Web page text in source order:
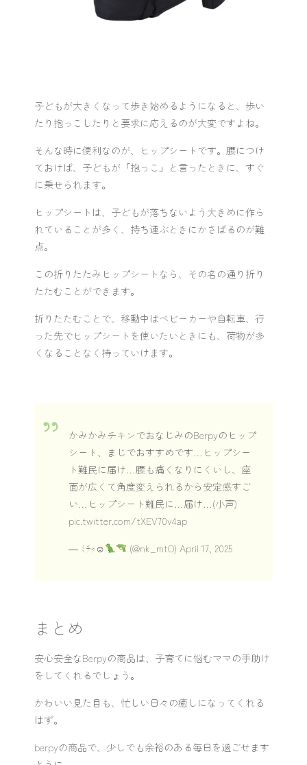
子どもが大きくなって歩き始めるようになると、歩い
たり抱っこしたりと要求に応えるのが大変ですよね。
そんな時に便利なのが、ヒップシートです。腰につけ
ておけば、子どもが「抱っこ」と言ったときに、すぐ
に乗せられます。
ヒップシートは、子どもが落ちないよう大きめに作ら
れていることが多く、持ち運ぶときにかさばるのが難
点。
この折りたたみヒップシートなら、その名の通り折り
たたむことができます。
折りたたむことで、移動中はベビーカーや自転車、行
った先でヒップシートを使いたいときにも、荷物が多
くなることなく持っていけます。
かみかみチキンでおなじみのBerpyのヒップ
シート、まじでおすすめです…ヒップシー
ト難民に届け…腰も痛くなりにくいし、座
面が広くて角度変えられるから安定感すご
い…ヒップシート難民に…届け…(小声)
pic.twitter.com/tXEV70v4ap
— ﾐﾁｬ︎☺︎
(@nk_mtO)April 17, 2025
まとめ
安心安全なBerpyの商品は、子育てに悩むママの手助け
をしてくれるでしょう。
かわいい見た目も、忙しい日々の癒しになってくれる
はず。
berpyの商品で、少しでも余裕のある毎日を過ごせます